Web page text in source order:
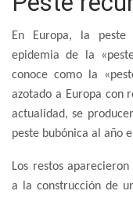
En Europa, la
epidemia de la
conoce como la
azotado a Europa con
actualidad, se
peste bubónica al año
Los restos
a la construcción de